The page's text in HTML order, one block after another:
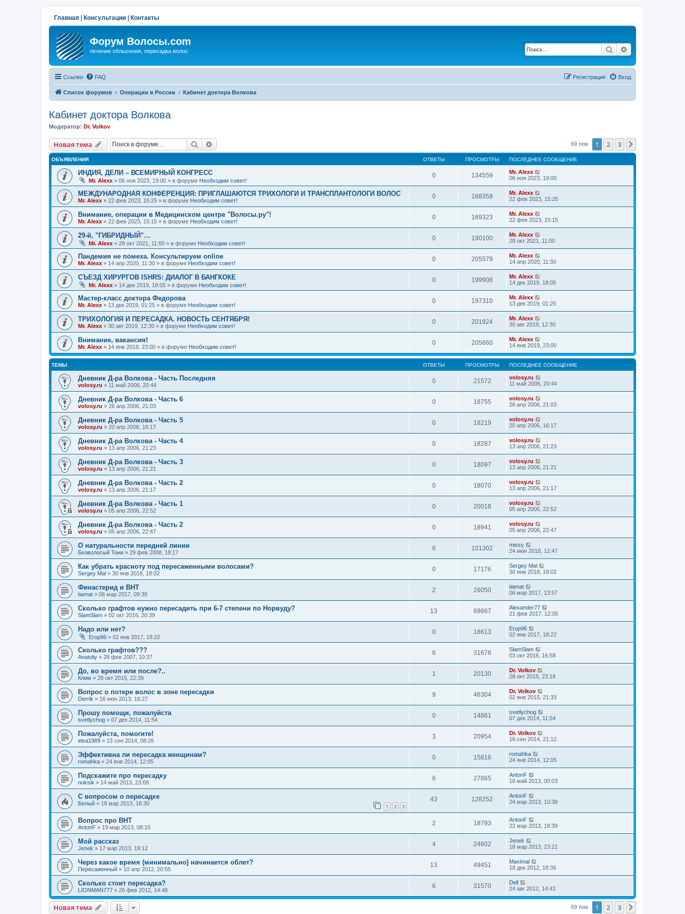
Главная Консультации Контакты
Форум Волосы.com
лечение облысения, пересадка волос Поиск
Ссылки FAQ Вход
Регистрация
Список форумов Операции в России Кабинет доктора Волкова
Кабинет доктора Волкова
Модератор: Dr. Volkov
Новая тема Поиск 69 тем 1 2 3
ОБЪЯВЛЕНИЯ ОТВЕТЫ ПРОСМОТРЫ ПОСЛЕДНЕЕ СООБЩЕНИЕ
ИНДИЯ, ДЕЛИ – ВСЕМИРНЫЙ КОНГРЕСС
Mr. Alexx » 06 ноя 2023, 19:00 » в форуме Необходим совет!
0 134559
Mr. Alexx
06 ноя 2023, 19:00
МЕЖДУНАРОДНАЯ КОНФЕРЕНЦИЯ: ПРИГЛАШАЮТСЯ ТРИХОЛОГИ И ТРАНСПЛАНТОЛОГИ ВОЛОС
Mr. Alexx » 22 фев 2023, 15:25 » в форуме Необходим совет!
0 168358
Mr. Alexx
22 фев 2023, 15:25
Внимание, операции в Медицинском центре "Волосы.ру"!
Mr. Alexx » 22 фев 2023, 15:15 » в форуме Необходим совет!
0 169323
Mr. Alexx
22 фев 2023, 15:15
29-й, "ГИБРИДНЫЙ"…
Mr. Alexx » 28 окт 2021, 11:00 » в форуме Необходим совет!
0 190100
Mr. Alexx
28 окт 2021, 11:00
Пандемия не помеха. Консультируем online
Mr. Alexx » 14 апр 2020, 11:30 » в форуме Необходим совет!
0 205579
Mr. Alexx
14 апр 2020, 11:30
СЪЕЗД ХИРУРГОВ ISHRS: ДИАЛОГ В БАНГКОКЕ
Mr. Alexx » 14 дек 2019, 18:05 » в форуме Необходим совет!
0 199908
Mr. Alexx
14 дек 2019, 18:05
Мастер-класс доктора Федорова
Mr. Alexx » 13 дек 2019, 01:25 » в форуме Необходим совет!
0 197310
Mr. Alexx
13 дек 2019, 01:25
ТРИХОЛОГИЯ И ПЕРЕСАДКА. НОВОСТЬ СЕНТЯБРЯ!
Mr. Alexx » 30 авг 2019, 12:30 » в форуме Необходим совет!
0 201924
Mr. Alexx
30 авг 2019, 12:30
Внимание, вакансия!
Mr. Alexx » 14 янв 2019, 23:00 » в форуме Необходим совет!
0 205660
Mr. Alexx
14 янв 2019, 23:00
ТЕМЫ ОТВЕТЫ ПРОСМОТРЫ ПОСЛЕДНЕЕ СООБЩЕНИЕ
Дневник Д-ра Волкова - Часть Последняя
volosy.ru » 11 май 2006, 20:44
0 21572
volosy.ru
11 май 2006, 20:44
Дневник Д-ра Волкова - Часть 6
volosy.ru » 26 апр 2006, 21:03
0 18755
volosy.ru
26 апр 2006, 21:03
Дневник Д-ра Волкова - Часть 5
volosy.ru » 20 апр 2006, 16:17
0 18219
volosy.ru
20 апр 2006, 16:17
Дневник Д-ра Волкова - Часть 4
volosy.ru » 13 апр 2006, 21:23
0 18287
volosy.ru
13 апр 2006, 21:23
Дневник Д-ра Волкова - Часть 3
volosy.ru » 13 апр 2006, 21:21
0 18097
volosy.ru
13 апр 2006, 21:21
Дневник Д-ра Волкова - Часть 2
volosy.ru » 13 апр 2006, 21:17
0 18070
volosy.ru
13 апр 2006, 21:17
Дневник Д-ра Волкова - Часть 1
volosy.ru » 05 апр 2006, 22:52
0 20018
volosy.ru
05 апр 2006, 22:52
Дневник Д-ра Волкова - Часть 2
volosy.ru » 05 апр 2006, 22:47
0 18941
volosy.ru
05 апр 2006, 22:47
О натуральности передней линии
Безволосый Тони » 29 фев 2008, 18:17
6 101302
missy
24 июн 2018, 12:47
Как убрать красноту под пересаженными волосами?
Sergey Mal » 30 янв 2018, 18:02
0 17176
Sergey Mal
30 янв 2018, 18:02
Финастерид и BHT
tiamat » 06 мар 2017, 09:38
2 26050
tiamat
06 мар 2017, 13:57
Сколько графтов нужно пересадить при 6-7 степени по Норвуду?
SlamSlam » 02 окт 2016, 20:39
13 68667
Alexander77
21 фев 2017, 12:05
Надо или нет?
Егор96 » 02 янв 2017, 18:22
0 18613
Егор96
02 янв 2017, 18:22
Сколько графтов???
Anatoliy » 28 фев 2007, 10:37
6 31678
SlamSlam
03 окт 2016, 16:58
До, во время или после?..
Клим » 28 окт 2015, 22:39
1 20130
Dr. Volkov
28 окт 2015, 23:18
Вопрос о потере волос в зоне пересадки
Derrik » 16 июн 2013, 16:27
9 46304
Dr. Volkov
02 янв 2015, 21:33
Прошу помощи, пожалуйста
svetlychog » 07 дек 2014, 11:54
0 14861
svetlychog
07 дек 2014, 11:54
Пожалуйста, помогите!
elsa1989 » 13 сен 2014, 08:26
3 20954
Dr. Volkov
16 сен 2014, 21:12
Эффективна ли пересадка женщинам?
romahka » 24 янв 2014, 12:05
0 15816
romahka
24 янв 2014, 12:05
Подскажите про пересадку
noksik » 14 май 2013, 23:09
6 27865
AntonF
16 май 2013, 00:03
С вопросом о пересадке
Белый » 18 мар 2013, 18:30 1 2 3
43 128252
AntonF
24 мар 2013, 10:38
Вопрос про ВНТ
AntonF » 19 мар 2013, 08:15
2 18793
AntonF
22 мар 2013, 18:39
Мой рассказ
Jenek » 17 мар 2013, 19:12
4 24602
Jenek
18 мар 2013, 23:21
Через какое время (минимально) начинается облет?
Пересаженный » 10 апр 2012, 20:55
13 49451
Maximal
18 дек 2012, 18:36
Сколько стоит пересадка?
LIONMAN777 » 26 фев 2012, 14:48
6 31570
Dell
24 авг 2012, 14:43
Новая тема 69 тем 1 2 3